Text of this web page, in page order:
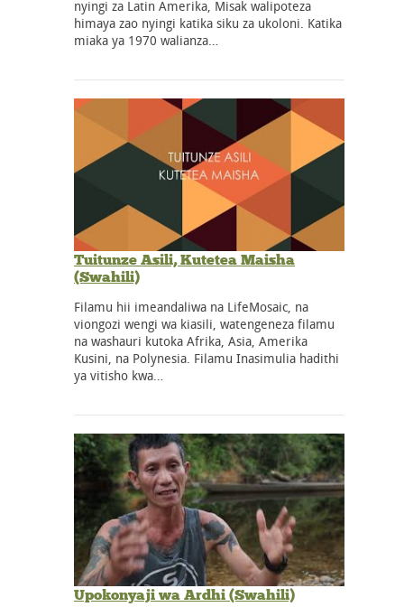
nyingi za Latin Amerika, Misak walipoteza
himaya zao nyingi katika siku za ukoloni. Katika
miaka ya 1970 walianza…
Tuitunze Asili, Kutetea Maisha
(Swahili)
Filamu hii imeandaliwa na LifeMosaic, na
viongozi wengi wa kiasili, watengeneza filamu
na washauri kutoka Afrika, Asia, Amerika
Kusini, na Polynesia. Filamu Inasimulia hadithi
ya vitisho kwa…
Upokonyaji wa Ardhi (Swahili)